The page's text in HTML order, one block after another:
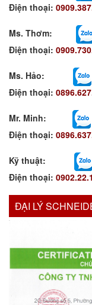
Điện thoại:
Ms. Thơm:
Điện thoại:
Ms. Hảo:
Điện thoại:
Mr. Minh:
Điện thoại:
Kỹ thuật:
Điện thoại:
ĐẠI LÝ